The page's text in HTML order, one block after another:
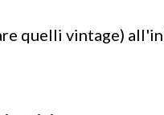
quelli vintage)